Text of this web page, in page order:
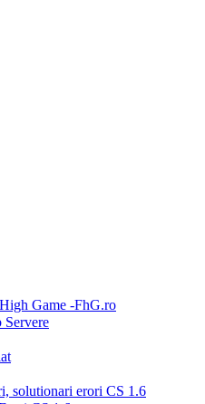
Game -FhG.ro
solutionari erori CS 1.6